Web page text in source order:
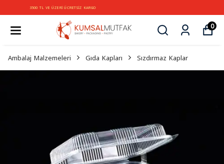
3500 TL VE ÜZERİ ÜCRETSİZ KARGO
0
Ambalaj Malzemeleri Gıda Kapları Sızdırmaz Kaplar